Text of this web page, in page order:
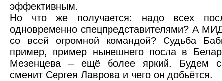
эффективным.
Но что же получается: надо всех
одновременно спецпредставителями? А
со всей огромной командой? Судьба
пример, пример нынешнего посла в
Мезенцева – ещё более яркий. Будем
сменит Сергея Лаврова и чего он добьётся.